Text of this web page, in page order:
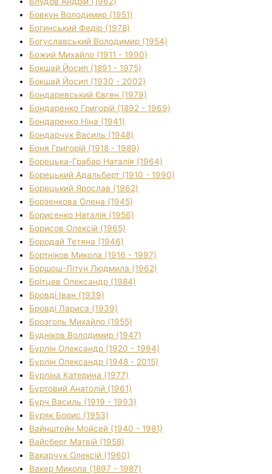
Бовкун Володимир (1951)
Богинський Федір (1978)
Богуславський Володимир (1954)
Божий Михайло (1911 - 1990)
Бокшай Йосип (1891 - 1975)
Бокшай Йосип (1930 - 2002)
Бондаревський Євген (1979)
Бондаренко Григорій (1892 - 1969)
Бондаренко Ніна (1941)
Бондарчук Василь (1948)
Боня Григорій (1918 - 1989)
Борецька-Грабар Наталія (1964)
Борецький Адальберт (1910 - 1990)
Борецький Ярослав (1962)
Борзенкова Олена (1945)
Борисенко Наталія (1956)
Борисов Олексій (1965)
Бородай Тетяна (1946)
Бортніков Микола (1916 - 1997)
Боршош-Літун Людмила (1962)
Брітцев Олександр (1984)
Бровді Іван (1939)
Бровді Лариса (1939)
Брозголь Михайло (1955)
Будніков Володимир (1947)
Бурлін Олександр (1920 - 1994)
Бурлін Олександр (1948 - 2015)
Бурліна Катерина (1977)
Буртовий Анатолій (1961)
Бурч Василь (1919 - 1993)
Буряк Борис (1953)
Вайнштейн Мойсей (1940 - 1981)
Вайсберг Матвій (1958)
Вакарчук Олексій (1960)
Вакер Микола (1897 - 1987)